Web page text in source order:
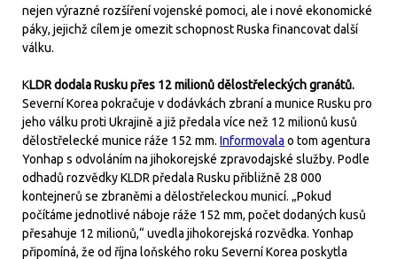
nejen výrazné rozšíření vojenské pomoci, ale i nové ekonomické
páky, jejichž cílem je omezit schopnost Ruska financovat další
válku.
KLDR dodala Rusku přes 12 milionů dělostřeleckých granátů.
Severní Korea pokračuje v dodávkách zbraní a munice Rusku pro
jeho válku proti Ukrajině a již předala více než 12 milionů kusů
dělostřelecké munice ráže 152 mm. Informovala o tom agentura
Yonhap s odvoláním na jihokorejské zpravodajské služby. Podle
odhadů rozvědky KLDR předala Rusku přibližně 28 000
kontejnerů se zbraněmi a dělostřeleckou municí. „Pokud
počítáme jednotlivé náboje ráže 152 mm, počet dodaných kusů
přesahuje 12 milionů,“ uvedla jihokorejská rozvědka. Yonhap
připomíná, že od října loňského roku Severní Korea poskytla